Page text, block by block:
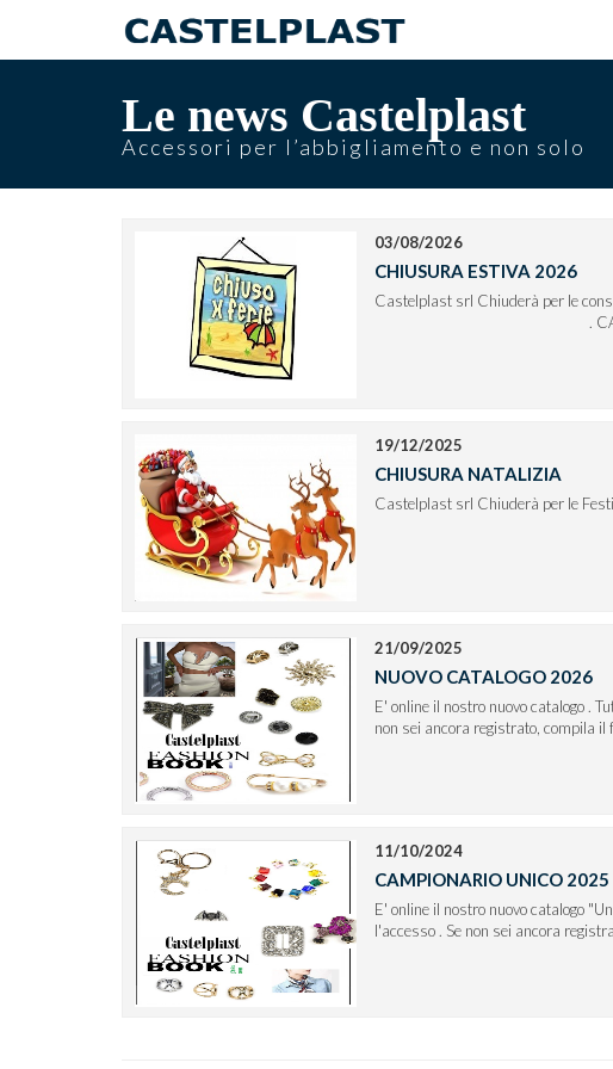
Le news Castelplast
Accessori per l’abbigliamento e non solo
03/08/2026
CHIUSURA ESTIVA 2026
Castelplast srl Chiuderà
. CASTELPLAST will
19/12/2025
CHIUSURA NATALIZIA
Castelplast srl Chiuderà per le
21/09/2025
NUOVO CATALOGO 2026
E' online il nostro nuovo catalogo .
non sei ancora registrato,
11/10/2024
CAMPIONARIO UNICO 2025
E' online il nostro nuovo catalogo
l'accesso . Se non sei ancora